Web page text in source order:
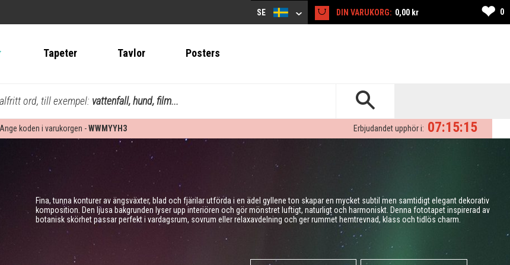
SE DIN VARUKORG: 0,00 kr ❤ 0
Tapeter Tavlor Posters
ord, till exempel: vattenfall, hund, film...
koden i varukorgen -WWMYYH3 07:15:14
Erbjudandet upphör i:
Fina, tunna konturer av ängsväxter, blad och fjärilar utförda i en ädel gyllene ton skapar en mycket subtil men samtidigt elegant dekorativ
komposition. Den ljusa bakgrunden lyser upp interiören och gör mönstret luftigt, naturligt och harmoniskt. Denna fototapet inspirerad av
botanisk skörhet passar perfekt i vardagsrum, sovrum eller relaxavdelning och ger rummet hemtrevnad, klass och tidlös charm.